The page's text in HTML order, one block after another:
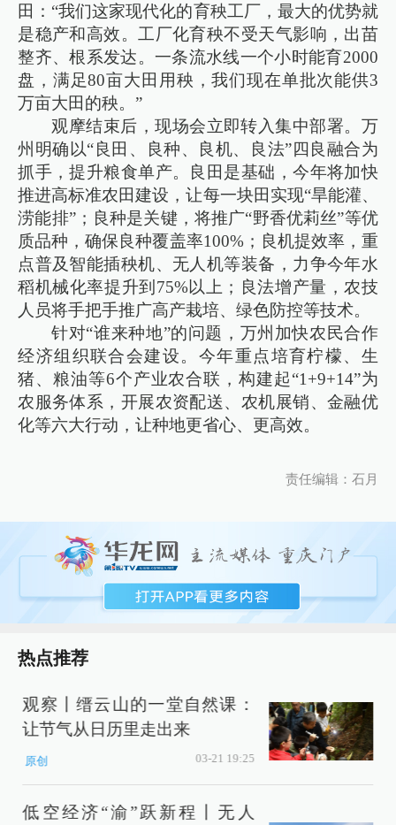
田：“我们这家现代化的育秧工厂，最大的优势就
是稳产和高效。工厂化育秧不受天气影响，出苗
整齐、根系发达。一条流水线一个小时能育2000
盘，满足80亩大田用秧，我们现在单批次能供3
万亩大田的秧。”
观摩结束后，现场会立即转入集中部署。万
州明确以“良田、良种、良机、良法”四良融合为
抓手，提升粮食单产。良田是基础，今年将加快
推进高标准农田建设，让每一块田实现“旱能灌、
涝能排”；良种是关键，将推广“野香优莉丝”等优
质品种，确保良种覆盖率100%；良机提效率，重
点普及智能插秧机、无人机等装备，力争今年水
稻机械化率提升到75%以上；良法增产量，农技
人员将手把手推广高产栽培、绿色防控等技术。
针对“谁来种地”的问题，万州加快农民合作
经济组织联合会建设。今年重点培育柠檬、生
猪、粮油等6个产业农合联，构建起“1+9+14”为
农服务体系，开展农资配送、农机展销、金融优
化等六大行动，让种地更省心、更高效。
责任编辑：石月
热点推荐
观察丨缙云山的一堂自然课：
让节气从日历里走出来
原创 03-21 19:25
低空经济“渝”跃新程丨无人